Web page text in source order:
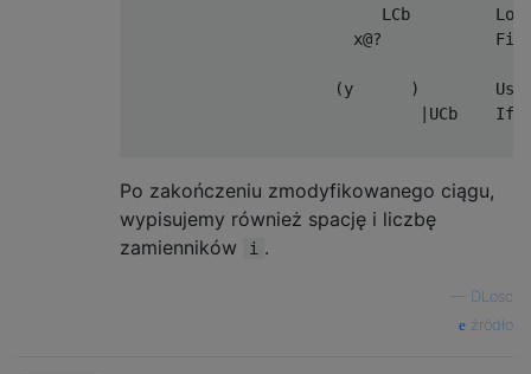
LCb
x@?
(y      )
|UCb    If
Po zakończeniu zmodyfikowanego ciągu,
wypisujemy również spację i liczbę
zamienników
i .
DLosc
źródło